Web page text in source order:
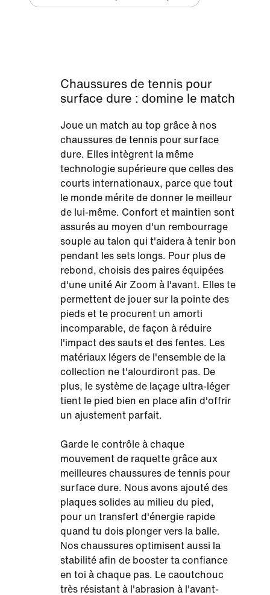
Chaussures de tennis pour
surface dure : domine le match
Joue un match au top grâce à nos
chaussures de tennis pour surface
dure. Elles intègrent la même
technologie supérieure que celles des
courts internationaux, parce que tout
le monde mérite de donner le meilleur
de lui-même. Confort et maintien sont
assurés au moyen d'un rembourrage
souple au talon qui t'aidera à tenir bon
pendant les sets longs. Pour plus de
rebond, choisis des paires équipées
d'une unité Air Zoom à l'avant. Elles te
permettent de jouer sur la pointe des
pieds et te procurent un amorti
incomparable, de façon à réduire
l'impact des sauts et des fentes. Les
matériaux légers de l'ensemble de la
collection ne t'alourdiront pas. De
plus, le système de laçage ultra-léger
tient le pied bien en place afin d'offrir
un ajustement parfait.
Garde le contrôle à chaque
mouvement de raquette grâce aux
meilleures chaussures de tennis pour
surface dure. Nous avons ajouté des
plaques solides au milieu du pied,
pour un transfert d'énergie rapide
quand tu dois plonger vers la balle.
Nos chaussures optimisent aussi la
stabilité afin de booster ta confiance
en toi à chaque pas. Le caoutchouc
très résistant à l'abrasion à l'avant-